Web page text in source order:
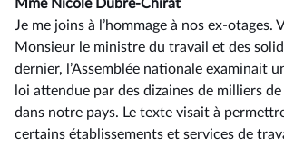
Mme Nicole Dubré-Chirat
Je me joins à l’hommage à nos ex-otages.
Monsieur le ministre du travail et des
dernier, l’Assemblée nationale examinait
loi attendue par des dizaines de milliers
dans notre pays. Le texte visait à
certains établissements et services de